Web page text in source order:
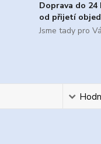
Doprava do 24
od přijetí
Jsme tady pro